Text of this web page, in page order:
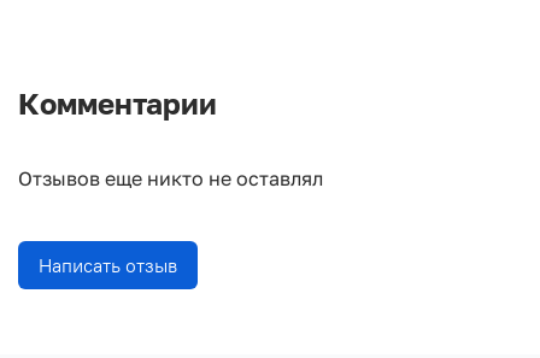
Комментарии
Отзывов еще никто не оставлял
Написать отзыв